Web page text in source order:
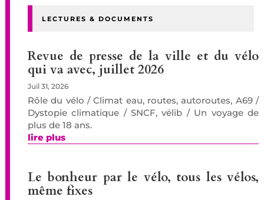
LECTURES & DOCUMENTS
Revue de presse de la ville et du vélo
qui va avec, juillet 2026
Juil 31, 2026
Rôle du vélo / Climat eau, routes, autoroutes, A69 /
Dystopie climatique / SNCF, vélib / Un voyage de
plus de 18 ans.
lire plus
Le bonheur par le vélo, tous les vélos,
même fixes